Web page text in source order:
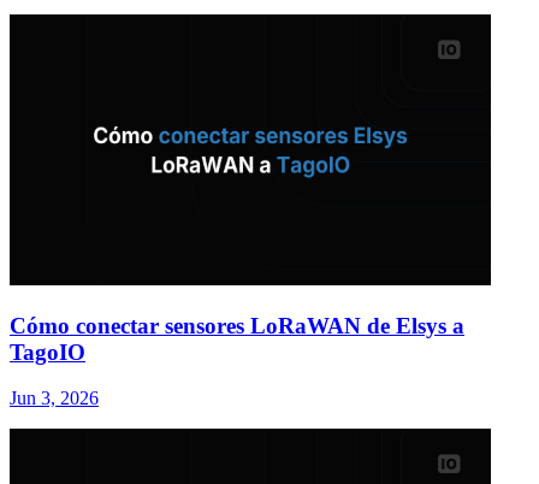
Cómo conectar sensores LoRaWAN de Elsys a
TagoIO
Jun 3, 2026